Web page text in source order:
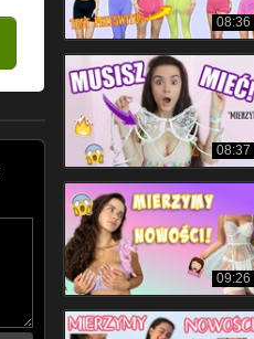
08:36
08:37
09:26